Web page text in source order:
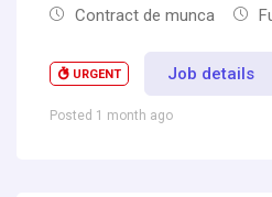
Contract de munca
URGENT Job details
Posted 1 month ago